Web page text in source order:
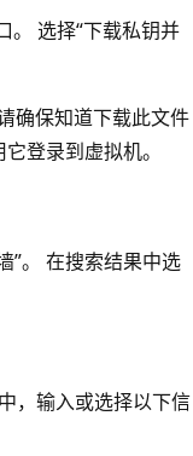
。 选择“下载私钥并
确保知道下载此文件
登录到虚拟机。
”。 在搜索结果中选
，输入或选择以下信